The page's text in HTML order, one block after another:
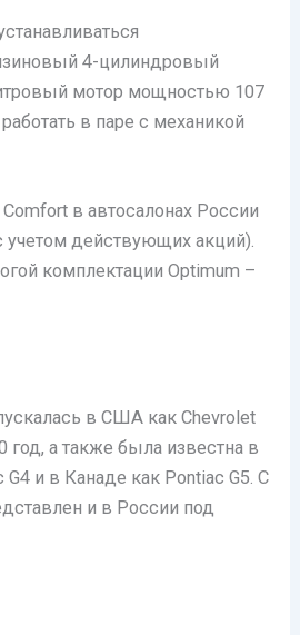
4-цилиндровый
мотор мощностью 107
в паре с механикой
в автосалонах России
учетом действующих акций).
комплектации Optimum –
в США как Chevrolet
год, а также была известна в
и в Канаде как Pontiac G5. С
и в России под